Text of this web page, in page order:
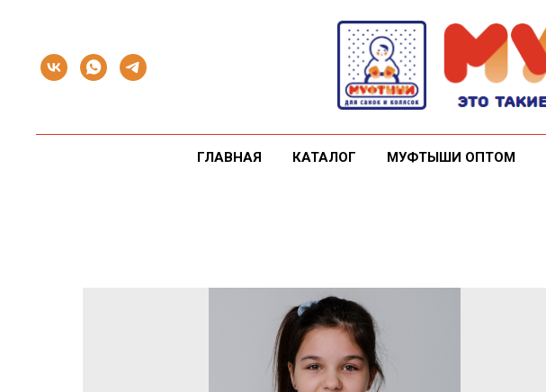
ГЛАВНАЯ КАТАЛОГ МУФТЫШИ ОПТОМ